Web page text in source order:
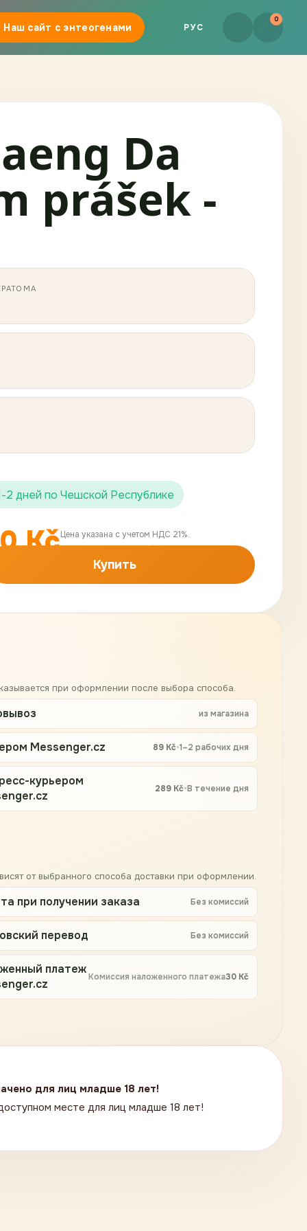
Наш сайт с энтеогенами РУС
0
Da
prášek -
2 дней по Чешской Республике
KčЦена указана с учетом НДС 21%.
Цена без НДС:107,44Kč
Купить
при оформлении после выбора способа.
из магазина
Messenger.cz 89 Kč•1–2 рабочих дня
курьером
289 Kč•В течение дня
от выбранного способа доставки при оформлении.
при получении заказа Без комиссий
перевод Без комиссий
платеж
Комиссия наложенного платежа30 Kč
для лиц младше 18 лет!
месте для лиц младше 18 лет!